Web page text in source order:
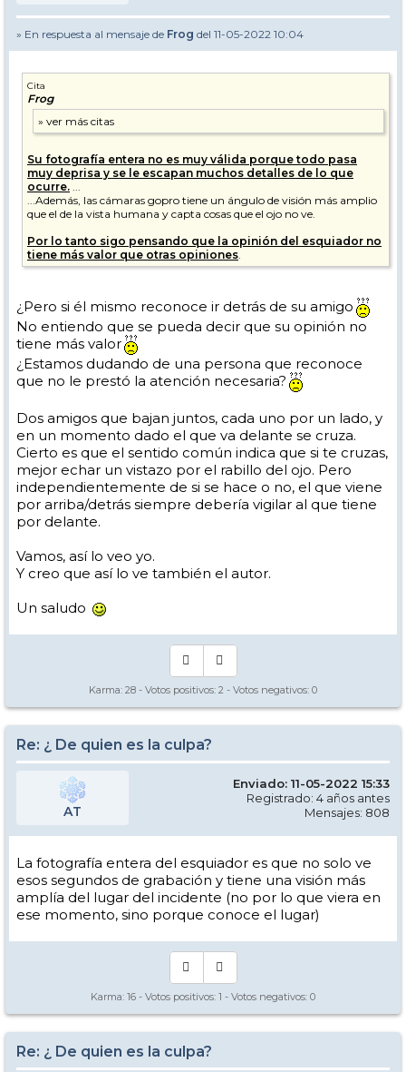
» En respuesta al mensaje de Frog del 11-05-2022 10:04
Cita
Frog
Su fotografía entera no es muy válida porque todo pasa
muy deprisa y se le escapan muchos detalles de lo que
ocurre.
...Además, las cámaras gopro tiene un ángulo de visión más amplio
que el de la vista humana y capta cosas que el ojo no ve.
Por lo tanto sigo pensando que la opinión del esquiador no
tiene más valor que otras opiniones
¿Pero si él mismo reconoce ir detrás de su amigo
No entiendo que se pueda decir que su opinión no
tiene más valor
¿Estamos dudando de una persona que reconoce
que no le prestó la atención necesaria?
Dos amigos que bajan juntos, cada uno por un lado, y
en un momento dado el que va delante se cruza.
Cierto es que el sentido común indica que si te cruzas,
mejor echar un vistazo por el rabillo del ojo. Pero
independientemente de si se hace o no, el que viene
por arriba/detrás siempre debería vigilar al que tiene
por delante.
Vamos, así lo veo yo.
Y creo que así lo ve también el autor.
Un saludo
Karma: 28 - Votos positivos: 2 - Votos negativos: 0
Re: ¿ De quien es la culpa?
AT
Enviado: 11-05-2022 15:33
Registrado: 4 años antes
Mensajes: 808
La fotografía entera del esquiador es que no solo ve
esos segundos de grabación y tiene una visión más
amplía del lugar del incidente (no por lo que viera en
ese momento, sino porque conoce el lugar)
Karma: 16 - Votos positivos: 1 - Votos negativos: 0
Re: ¿ De quien es la culpa?